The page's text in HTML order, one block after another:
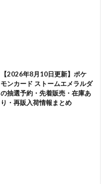
【2026年8月10日更新】ポケ
モンカード ストームエメラルダ
の抽選予約・先着販売・在庫あ
り・再販入荷情報まとめ